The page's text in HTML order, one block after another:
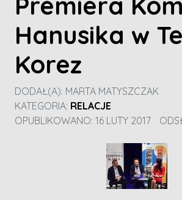
Hanusika w
Korez
DODAŁ(A): MARTA MATYSZCZAK
KATEGORIA: RELACJE
OPUBLIKOWANO: 16 LUTY 2017